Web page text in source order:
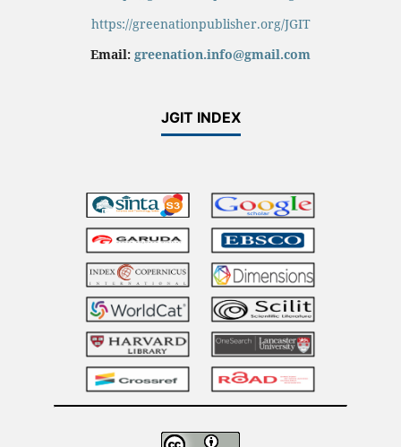
https://greenationpublisher.org/JGIT
Email: greenation.info@gmail.com
JGIT INDEX